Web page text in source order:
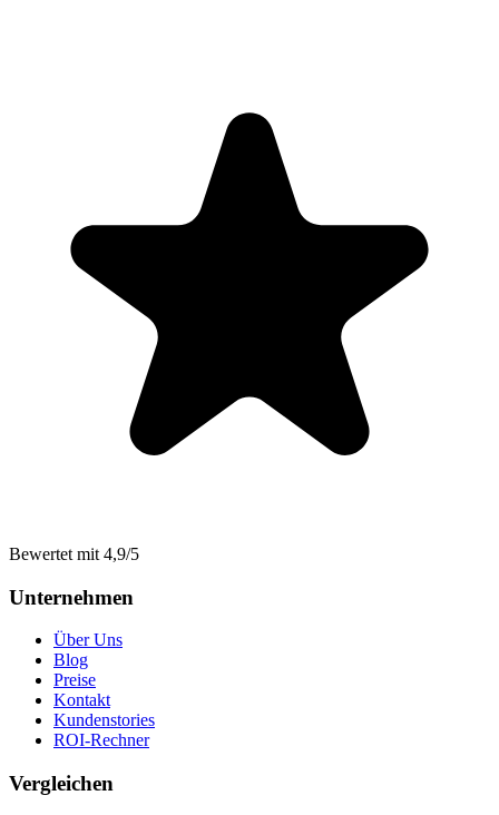
Bewertet mit 4,9/5
Unternehmen
Über Uns
Blog
Preise
Kontakt
Kundenstories
ROI-Rechner
Vergleichen